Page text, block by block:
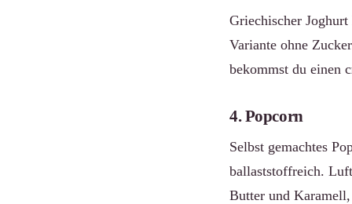
Griechischer
Variante ohne
bekommst du einen
4. Popcorn
Selbst gemachtes
ballaststoffreich.
Butter und